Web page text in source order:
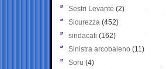
Sestri Levante (2)
Sicurezza (452)
sindacati (162)
Sinistra arcobaleno (11)
Soru (4)